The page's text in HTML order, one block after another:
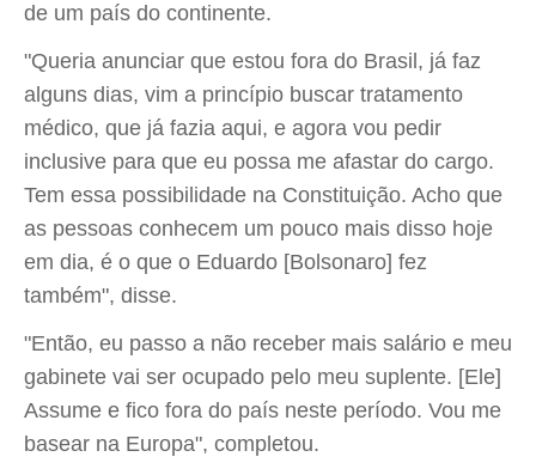
de um país do continente.
"Queria anunciar que estou fora do Brasil, já faz
alguns dias, vim a princípio buscar tratamento
médico, que já fazia aqui, e agora vou pedir
inclusive para que eu possa me afastar do cargo.
Tem essa possibilidade na Constituição. Acho que
as pessoas conhecem um pouco mais disso hoje
em dia, é o que o Eduardo [Bolsonaro] fez
também", disse.
"Então, eu passo a não receber mais salário e meu
gabinete vai ser ocupado pelo meu suplente. [Ele]
Assume e fico fora do país neste período. Vou me
basear na Europa", completou.